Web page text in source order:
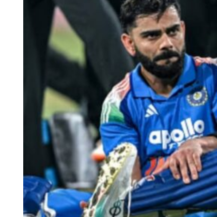
The India vs Afghanistan Test match will begin on June 6.